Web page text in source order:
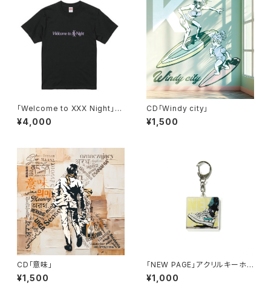
「Welcome to XXX Night」T
シャツ【ブラック】
¥4,000
CD「Windy city」
¥1,500
CD「意味」
¥1,500
「NEW PAGE」アクリルキーホル
ダー
¥1,000